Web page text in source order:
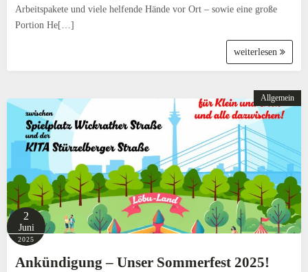
Arbeitspakete und viele helfende Hände vor Ort – sowie eine große
Portion He[…]
weiterlesen
Allgemein
2
Juni
2025
Ankündigung – Unser Sommerfest 2025!